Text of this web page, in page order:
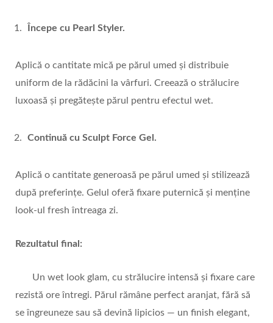
Începe cu Pearl Styler.
Aplică o cantitate mică pe părul umed și distribuie
uniform de la rădăcini la vârfuri. Creează o strălucire
luxoasă și pregătește părul pentru efectul wet.
Continuă cu Sculpt Force Gel.
Aplică o cantitate generoasă pe părul umed și stilizează
după preferințe. Gelul oferă fixare puternică și menține
look-ul fresh întreaga zi.
Rezultatul final:
Un wet look glam, cu strălucire intensă și fixare care
rezistă ore întregi. Părul rămâne perfect aranjat, fără să
se îngreuneze sau să devină lipicios — un finish elegant,